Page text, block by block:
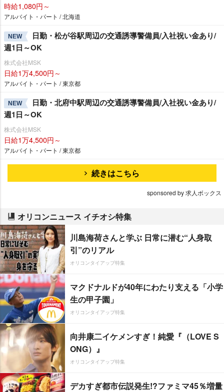
時給1,080円～
アルバイト・パート / 北海道
NEW
日勤・松が谷駅周辺の交通誘導警備員/入社祝い金あり/
週1日～OK
株式会社MSK
日給1万4,500円～
アルバイト・パート / 東京都
NEW
日勤・北府中駅周辺の交通誘導警備員/入社祝い金あり/
週1日～OK
株式会社MSK
日給1万4,500円～
アルバイト・パート / 東京都
続きはこちら
sponsored by 求人ボックス
オリコンニュース イチオシ特集
川島海荷さんと学ぶ 日常に潜む“人身取
引”のリアル
オリコンタイアップ特集
マクドナルドが40年にわたり支える「小学
生の甲子園」
オリコンタイアップ特集
向井康二イケメンすぎ！純愛『（LOVE S
ONG）』
オリコンタイアップ特集
デカすぎ都市伝説発生!?ファミマ45％増量